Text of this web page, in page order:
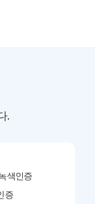
.
색인증
증